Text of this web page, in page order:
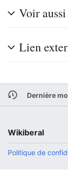
Voir aussi
Lien
Dernière
Wikiberal
Politique de